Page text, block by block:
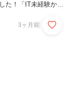
た！「IT未経験から
でいただきたい内容
業で作業員していま
したことはあります
3ヶ月前